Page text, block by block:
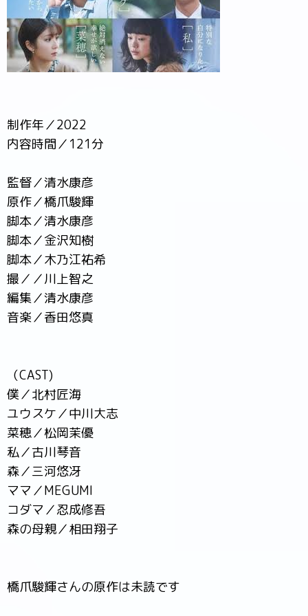
制作年／2022
内容時間／121分
監督／清水康彦
原作／橋爪駿輝
脚本／清水康彦
脚本／金沢知樹
脚本／木乃江祐希
撮／／川上智之
編集／清水康彦
音楽／香田悠真
（CAST)
僕／北村匠海
ユウスケ／中川大志
菜穂／松岡茉優
私／古川琴音
森／三河悠冴
ママ／MEGUMI
コダマ／忍成修吾
森の母親／相田翔子
橋爪駿輝さんの原作は未読です